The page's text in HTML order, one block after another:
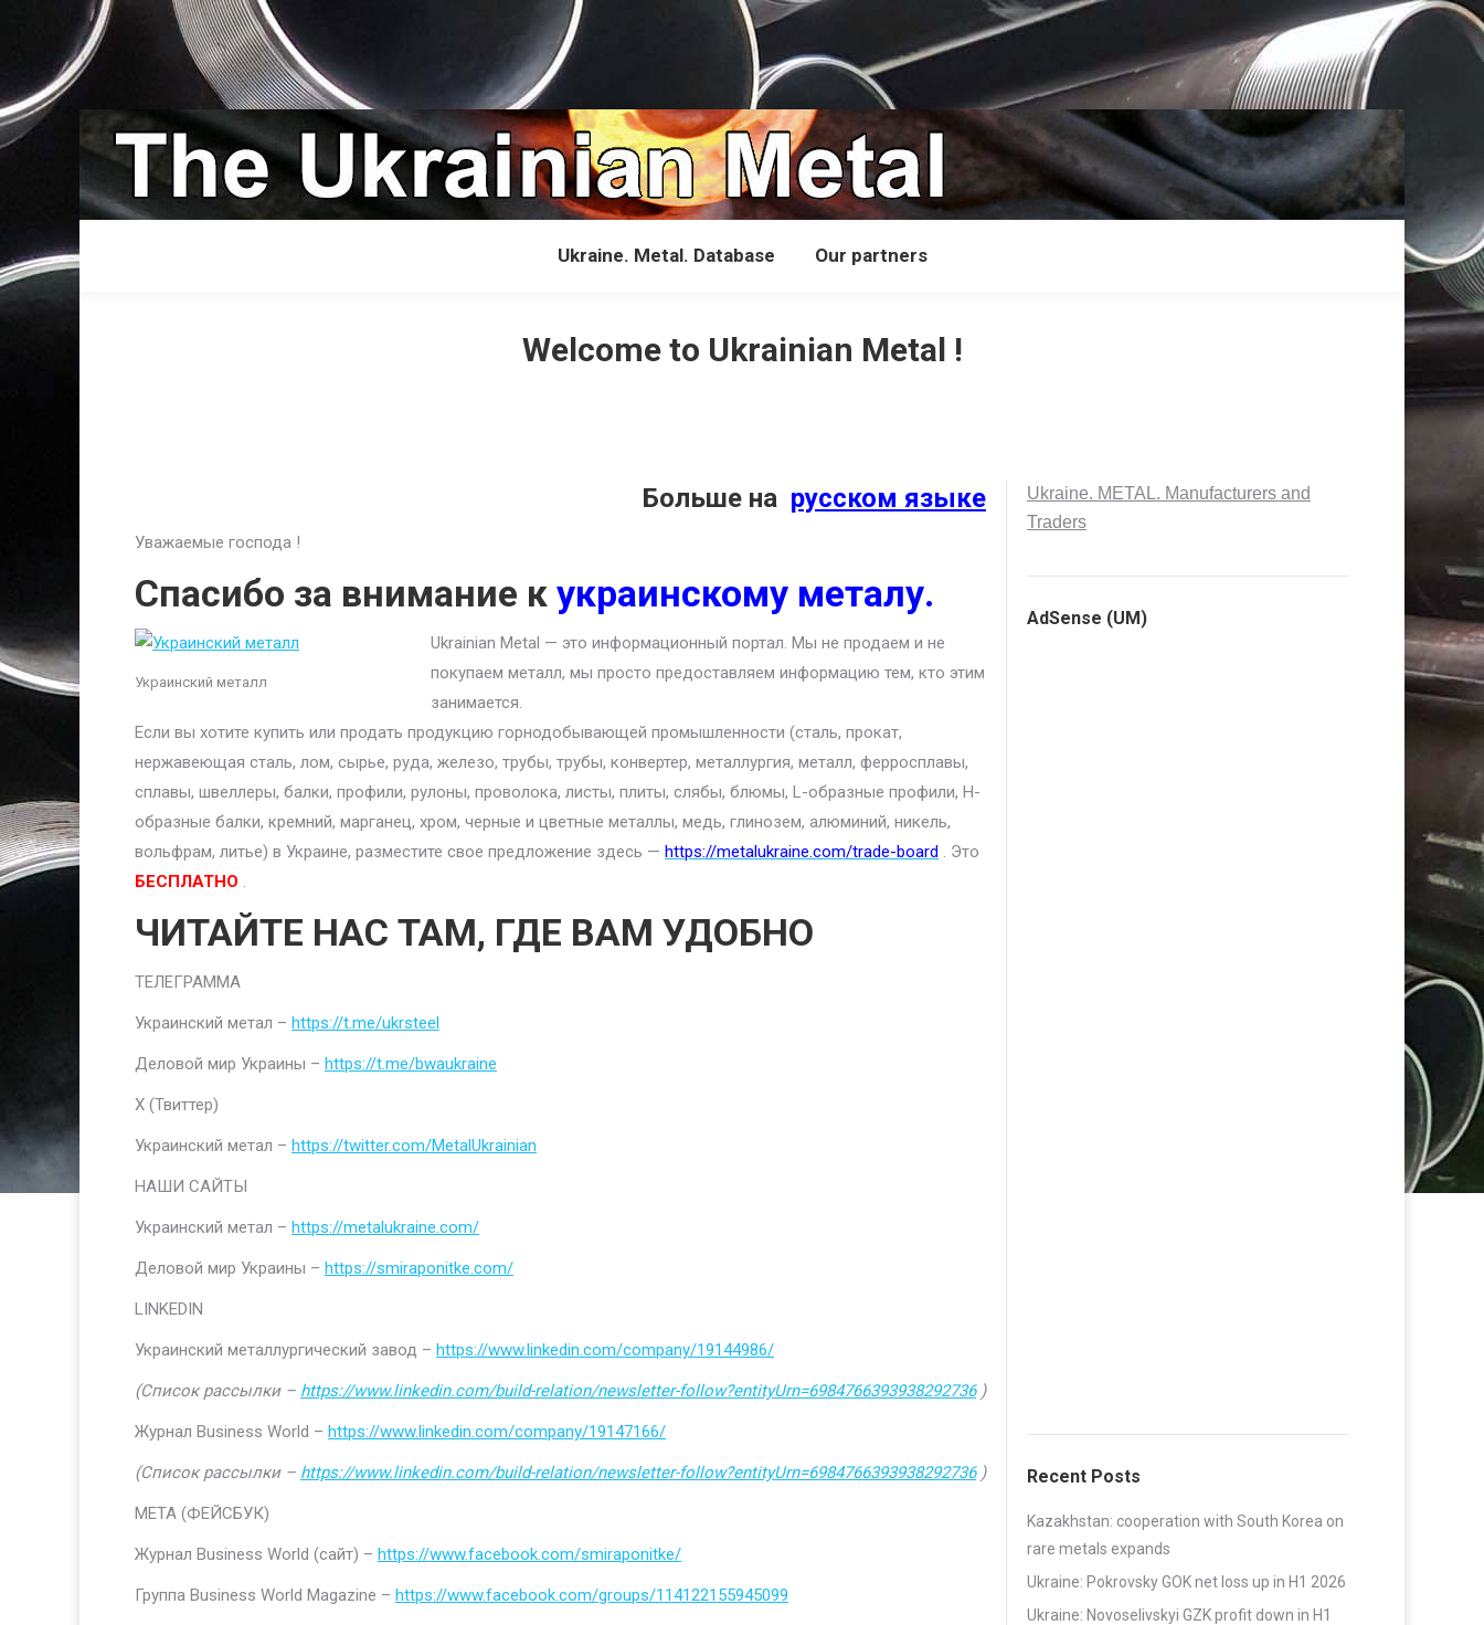
Ukraine. Metal. Database Our partners
Welcome to Ukrainian Metal !
Больше на русском языке
Уважаемые господа !
Спасибо за внимание к украинскому металу.
Украинский металл
Ukrainian Metal — это информационный портал. Мы не продаем и не
покупаем металл, мы просто предоставляем информацию тем, кто этим
занимается.
Если вы хотите купить или продать продукцию горнодобывающей промышленности (сталь, прокат,
нержавеющая сталь, лом, сырье, руда, железо, трубы, трубы, конвертер, металлургия, металл, ферросплавы,
сплавы, швеллеры, балки, профили, рулоны, проволока, листы, плиты, слябы, блюмы, L-образные профили, H-
образные балки, кремний, марганец, хром, черные и цветные металлы, медь, глинозем, алюминий, никель,
вольфрам, литье) в Украине, разместите свое предложение здесь — https://metalukraine.com/trade-board . Это
БЕСПЛАТНО .
ЧИТАЙТЕ НАС ТАМ, ГДЕ ВАМ УДОБНО
ТЕЛЕГРАММА
Украинский метал – https://t.me/ukrsteel
Деловой мир Украины – https://t.me/bwaukraine
Х (Твиттер)
Украинский метал – https://twitter.com/MetalUkrainian
НАШИ САЙТЫ
Украинский метал – https://metalukraine.com/
Деловой мир Украины – https://smiraponitke.com/
LINKEDIN
Украинский металлургический завод – https://www.linkedin.com/company/19144986/
(Список рассылки – https://www.linkedin.com/build-relation/newsletter-follow?entityUrn=6984766393938292736)
Журнал Business World – https://www.linkedin.com/company/19147166/
(Список рассылки – https://www.linkedin.com/build-relation/newsletter-follow?entityUrn=6984766393938292736)
МЕТА (ФЕЙСБУК)
Журнал Business World (сайт) – https://www.facebook.com/smiraponitke/
Группа Business World Magazine – https://www.facebook.com/groups/114122155945099
Ukraine. METAL. Manufacturers and
Traders
AdSense (UM)
Recent Posts
Kazakhstan: cooperation with South Korea on
rare metals expands
Ukraine: Pokrovsky GOK net loss up in H1 2026
Ukraine: Novoselivskyi GZK profit down in H1